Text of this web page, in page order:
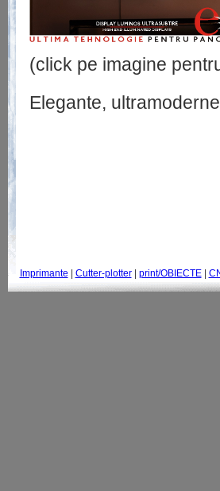
(click pe imagine
Elegante,
Imprimante Cutter-plotter| print/OBIECTE|